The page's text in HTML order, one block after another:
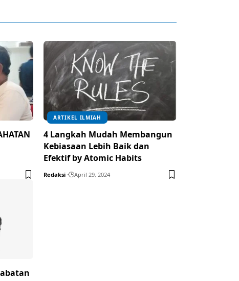
ARTIKEL ILMIAH
4 Langkah Mudah Membangun
Kebiasaan Lebih Baik dan
Efektif by Atomic Habits
Redaksi April 29, 2024